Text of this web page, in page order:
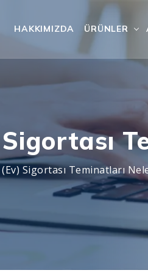
HAKKIMIZDA ÜRÜNLER
Sigortası Teminatları